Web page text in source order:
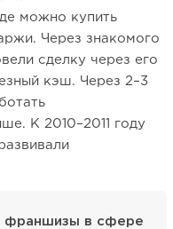
можно купить
Через знакомого
сделку через его
кэш. Через 2–3
К 2010–2011 году
франшизы в сфере